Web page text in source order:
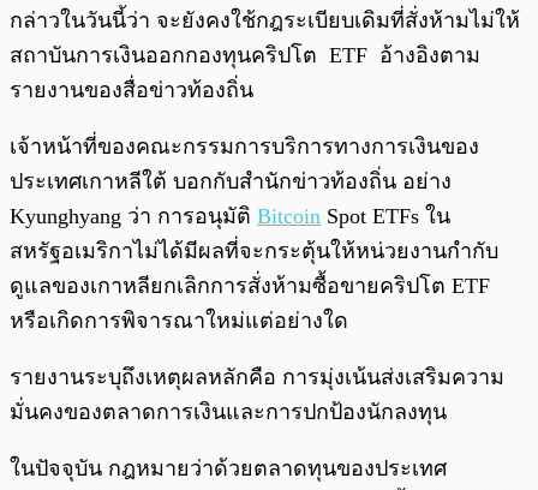
กล่าวในวันนี้ว่า จะยังคงใช้กฎระเบียบเดิมที่สั่งห้ามไม่ให้
สถาบันการเงินออกกองทุนคริปโต ETF อ้างอิงตาม
รายงานของสื่อข่าวท้องถิ่น
เจ้าหน้าที่ของคณะกรรมการบริการทางการเงินของ
ประเทศเกาหลีใต้ บอกกับสำนักข่าวท้องถิ่น อย่าง
Kyunghyang ว่า การอนุมัติ Bitcoin Spot ETFs ใน
สหรัฐอเมริกาไม่ได้มีผลที่จะกระตุ้นให้หน่วยงานกำกับ
ดูแลของเกาหลียกเลิกการสั่งห้ามซื้อขายคริปโต ETF
หรือเกิดการพิจารณาใหม่แต่อย่างใด
รายงานระบุถึงเหตุผลหลักคือ การมุ่งเน้นส่งเสริมความ
มั่นคงของตลาดการเงินและการปกป้องนักลงทุน
ในปัจจุบัน กฎหมายว่าด้วยตลาดทุนของประเทศ